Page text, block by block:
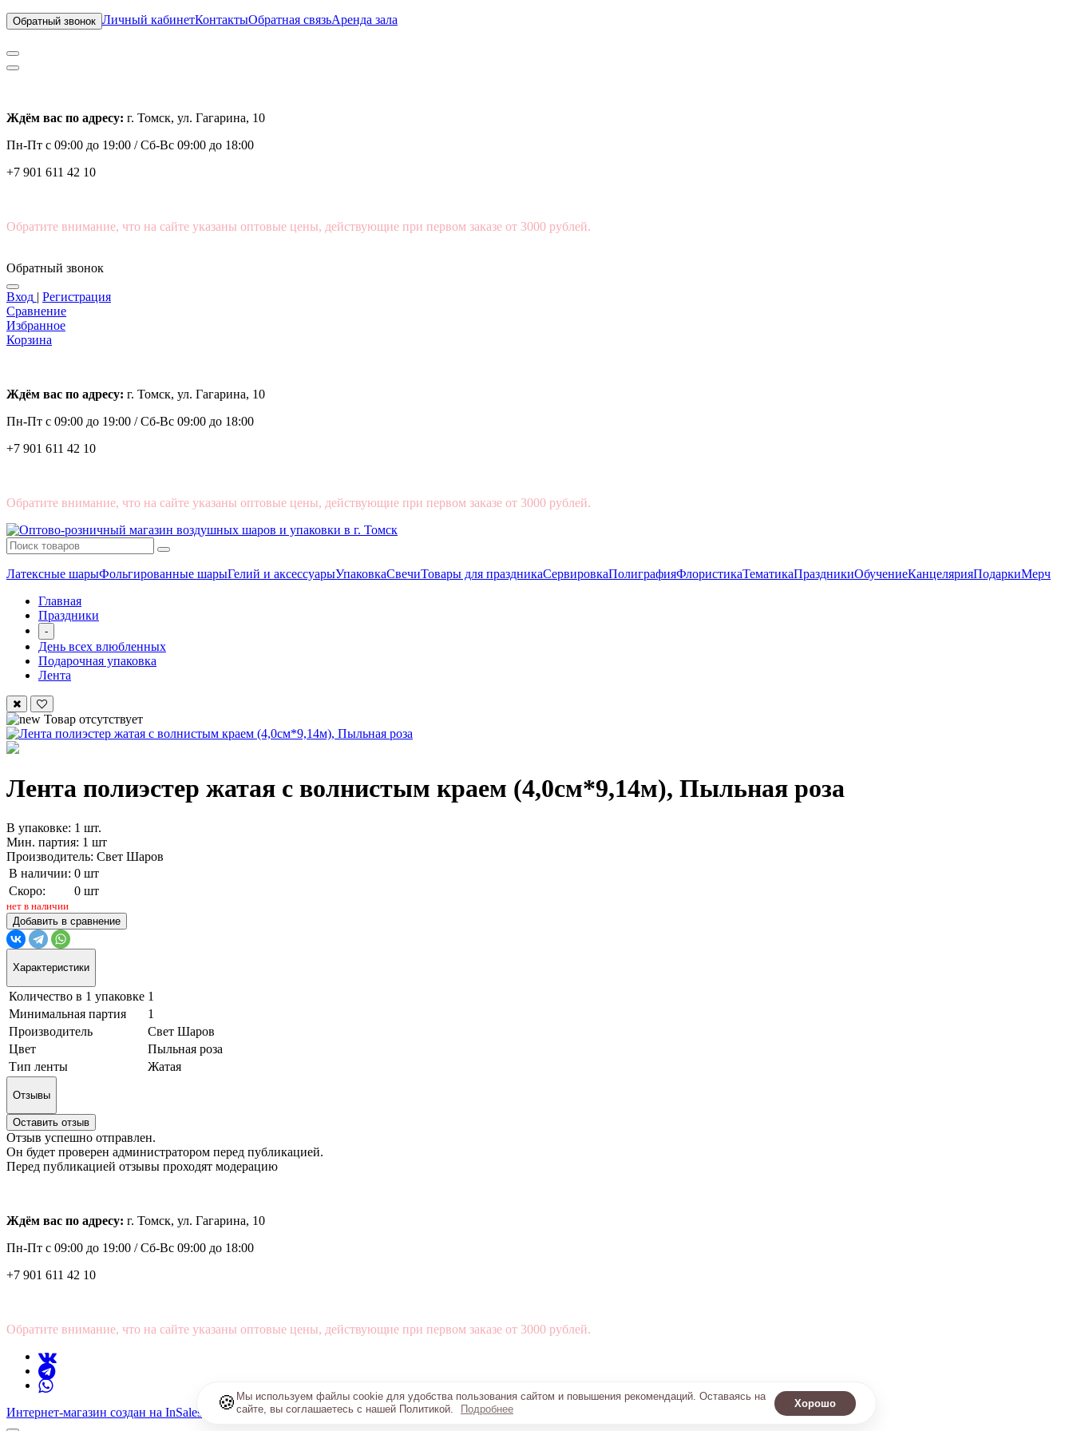
Обратный звонок Личный кабинетКонтактыОбратная связьАренда зала
Ждём вас по адресу: г. Томск, ул. Гагарина, 10
Пн-Пт с 09:00 до 19:00 /Сб-Вс 09:00 до 18:00
+7 901 611 42 10
Обратите внимание, что на сайте указаны оптовые цены, действующие при первом заказе от 3000 рублей.
Обратный звонок
Вход | Регистрация
Сравнение
Избранное
Корзина
Ждём вас по адресу: г. Томск, ул. Гагарина, 10
Пн-Пт с 09:00 до 19:00 /Сб-Вс 09:00 до 18:00
+7 901 611 42 10
Обратите внимание, что на сайте указаны оптовые цены, действующие при первом заказе от 3000 рублей.
Латексные шарыФольгированные шарыГелий и аксессуарыУпаковкаСвечиТовары для праздникаСервировкаПолиграфияФлористикаТематикаПраздникиОбучениеКанцелярияПодаркиМерч
Главная
Праздники
-
День всех влюбленных
Подарочная упаковка
Лента
Товар отсутствует
Лента полиэстер жатая с волнистым краем (4,0см*9,14м), Пыльная роза
В упаковке: 1 шт.
Мин. партия: 1 шт
Производитель: Свет Шаров
В наличии: 0 шт
Скоро:
0 шт
нет в наличии
Добавить в сравнение
Характеристики
Количество в 1 упаковке 1
Минимальная партия
1
Производитель
Свет Шаров
Цвет
Пыльная роза
Тип ленты
Жатая
Отзывы
Оставить отзыв
Отзыв успешно отправлен.
Он будет проверен администратором перед публикацией.
Перед публикацией отзывы проходят модерацию
Ждём вас по адресу: г. Томск, ул. Гагарина, 10
Пн-Пт с 09:00 до 19:00 /Сб-Вс 09:00 до 18:00
+7 901 611 42 10
Обратите внимание, что на сайте указаны оптовые цены, действующие при первом заказе от 3000 рублей.
Интернет-магазин создан на InSales 🍪 Мы используем файлы cookie для удобства пользования сайтом и повышения рекомендаций. Оставаясь на
сайте, вы соглашаетесь с нашей Политикой.
Подробнее Хорошо